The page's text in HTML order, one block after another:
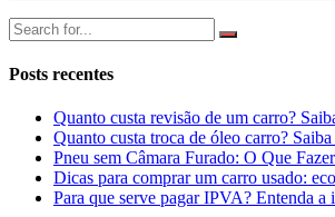
Posts recentes
Quanto custa revisão de um carro?
Quanto custa troca de óleo carro?
Pneu sem Câmara Furado: O Que
Dicas para comprar um carro usado:
Para que serve pagar IPVA? Entenda a